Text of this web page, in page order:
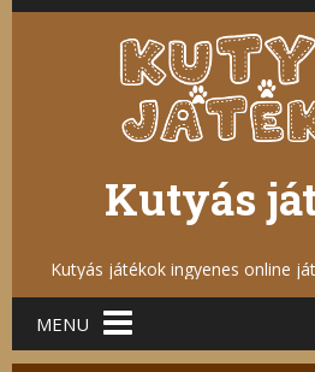
Kutyás
Kutyás játékok ingyenes online
Main menu
MENU